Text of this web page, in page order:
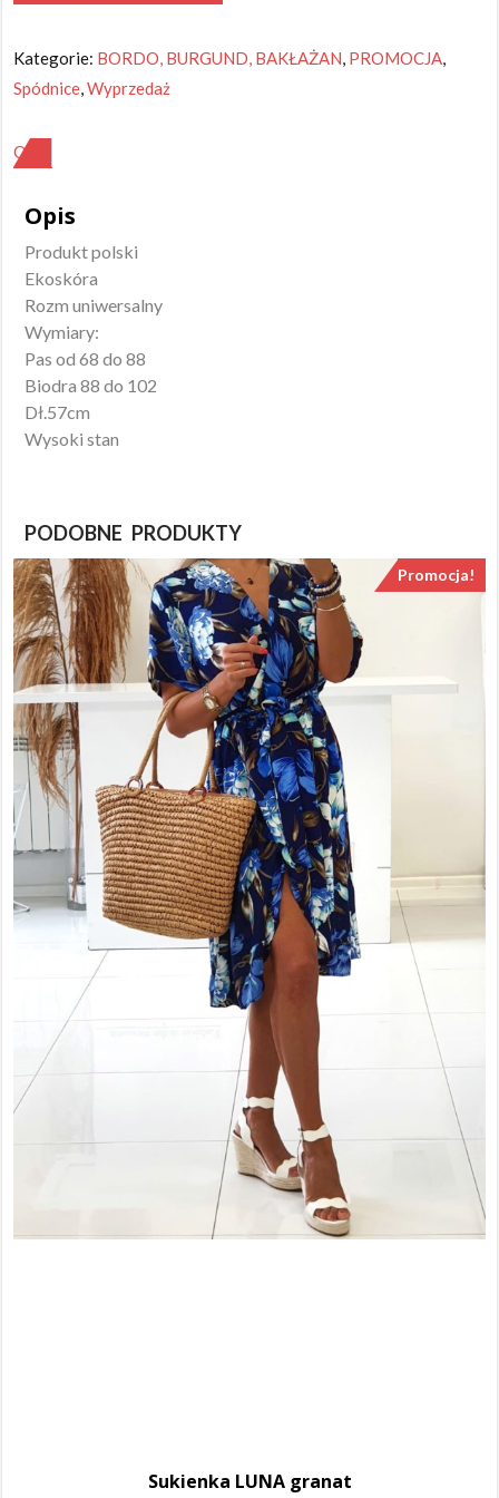
Kategorie: BORDO, BURGUND, BAKŁAŻAN, PROMOCJA,
Spódnice,Wyprzedaż
OPIS
Opis
Produkt polski
Ekoskóra
Rozm uniwersalny
Wymiary:
Pas od 68 do 88
Biodra 88 do 102
Dł.57cm
Wysoki stan
PODOBNE PRODUKTY
Promocja!
Sukienka LUNA granat